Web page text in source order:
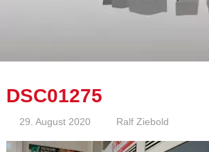
DSC01275
29. August 2020 Ralf Ziebold